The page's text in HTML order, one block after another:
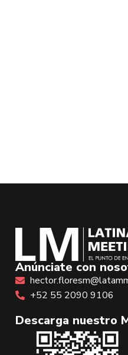
Anúnciate con
+52 55 2090 9106
Descarga nuestro